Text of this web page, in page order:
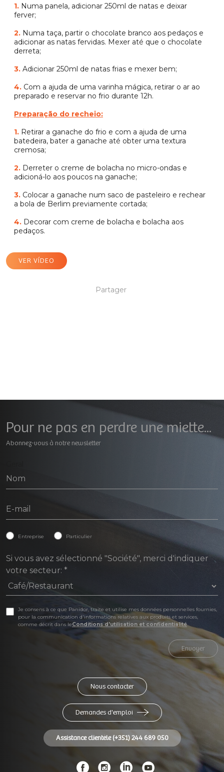
1. Numa panela, adicionar 250ml de natas e deixar
ferver;
2. Numa taça, partir o chocolate branco aos pedaços e
adicionar as natas fervidas. Mexer até que o chocolate
derreta;
3. Adicionar 250ml de natas frias e mexer bem;
4. Com a ajuda de uma varinha mágica, retirar o ar ao
preparado e reservar no frio durante 12h.
Preparação do recheio:
1. Retirar a ganache do frio e com a ajuda de uma
batedeira, bater a ganache até obter uma textura
cremosa;
2. Derreter o creme de bolacha no micro-ondas e
adicioná-lo aos poucos na ganache;
3. Colocar a ganache num saco de pasteleiro e rechear
a bola de Berlim previamente cortada;
4. Decorar com creme de bolacha e bolacha aos
pedaços.
VER VÍDEO
Partager
Pour ne pas en perdre une miette...
Abonnez-vous à notre newsletter
Entreprise Particulier
Si vous avez sélectionné "Société", merci d'indiquer
votre secteur: *
Je consens à ce que Panidor, traite et utilise mes données personnelles fournies,
pour la communication d'informations relatives aux produits et services,
comme décrit dans leConditions d'utilisation et confidentialité
Envoyer
Nous contacter
Demandes d'emploi
Assistance clientèle (+351) 244 689 050